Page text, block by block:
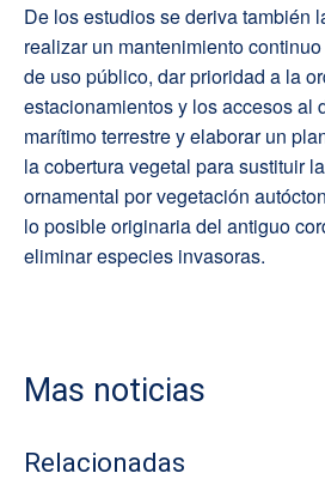
De los estudios se deriva también
realizar un mantenimiento
de uso público, dar prioridad a la
estacionamientos y los accesos al
marítimo terrestre y elaborar un
la cobertura vegetal para sustituir
ornamental por vegetación
lo posible originaria del antiguo
eliminar especies invasoras.
Mas noticias
Relacionadas